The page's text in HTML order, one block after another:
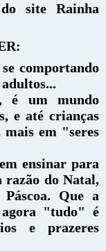
site Rainha
comportando
é um mundo
e até crianças
mais em "seres
ensinar para
razão do Natal,
Que a
"tudo" é
e prazeres